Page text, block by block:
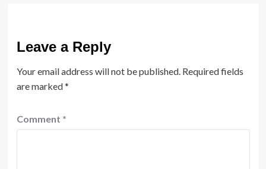
Leave a Reply
Your email address will not be published. Required fields
are marked*
Comment *